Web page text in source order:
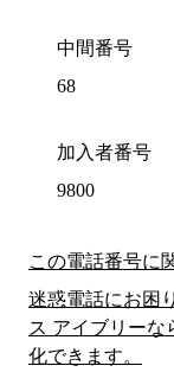
中間番号
68
加入者番号
9800
この電話番号に
迷惑電話にお困
ス アイブリー
化できます。